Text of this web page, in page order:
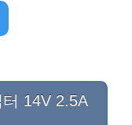
14V 2.5A